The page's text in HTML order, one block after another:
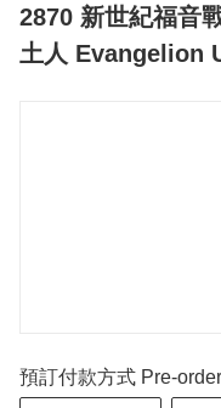
2870 新世紀福音
土人 Evangelion
預訂付款方式 Pre-